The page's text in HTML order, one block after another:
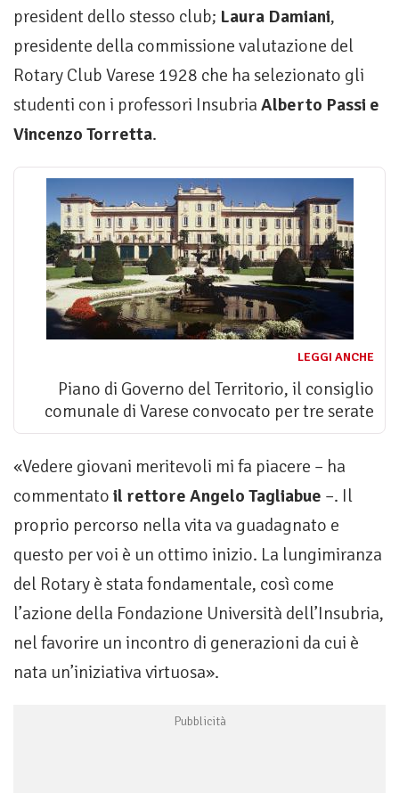
president dello stesso club; Laura Damiani,
presidente della commissione valutazione del
Rotary Club Varese 1928 che ha selezionato gli
studenti con i professori Insubria Alberto Passi e
Vincenzo Torretta.
LEGGI ANCHE
Piano di Governo del Territorio, il consiglio
comunale di Varese convocato per tre serate
«Vedere giovani meritevoli mi fa piacere – ha
commentato il rettore Angelo Tagliabue –. Il
proprio percorso nella vita va guadagnato e
questo per voi è un ottimo inizio. La lungimiranza
del Rotary è stata fondamentale, così come
l’azione della Fondazione Università dell’Insubria,
nel favorire un incontro di generazioni da cui è
nata un’iniziativa virtuosa».